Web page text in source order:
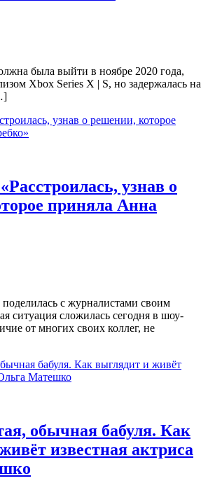
была выйти в ноябре 2020 года,
Xbox Series X | S, но задержалась на
узнав о
приняла Анна
с журналистами своим
ситуация сложилась сегодня в шоу-
от многих своих коллег, не
обычная бабуля. Как
известная актриса